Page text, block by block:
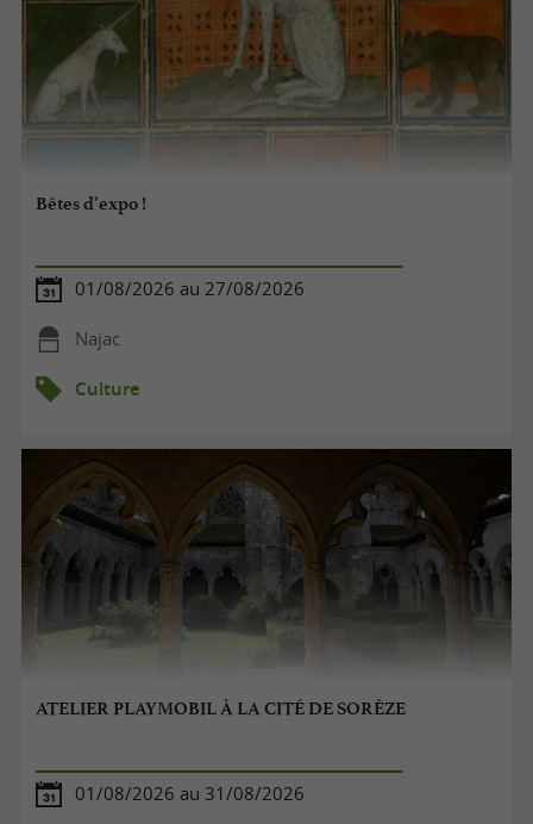
Bêtes d’expo !
01/08/2026 au 27/08/2026
Najac
Culture
ATELIER PLAYMOBIL À LA CITÉ DE SORÈZE
01/08/2026 au 31/08/2026